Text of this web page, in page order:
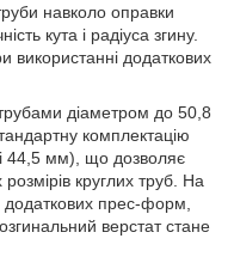
навколо оправки
кута і радіуса згину.
використанні додаткових
діаметром до 50,8
комплектацію
44,5 мм), що дозволяє
круглих труб. На
прес-форм,
верстат стане